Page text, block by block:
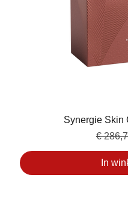
Synergie Skin
€
In